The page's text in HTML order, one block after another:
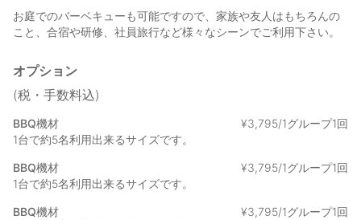
お庭でのバーベキューも可能ですので、家族や友人はもちろんの
こと、合宿や研修、社員旅行など様々なシーンでご利用下さい。
オプション
(税・手数料込)
BBQ機材
1台で約5名利用出来るサイズです。
¥3,795/1グループ1回
BBQ機材
1台で約5名利用出来るサイズです。
¥3,795/1グループ1回
BBQ機材
¥3,795/1グループ1回